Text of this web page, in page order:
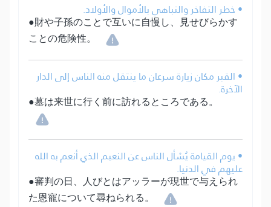
• خطر التفاخر والتباهي بالأموال والأولاد.
●財や子孫のことで互いに自慢し、見せびらかす
ことの危険性。
• القبر مكان زيارة سرعان ما ينتقل منه الناس إلى الدار
الآخرة.
●墓は来世に行く前に訪れるところである。
• يوم القيامة يُسْأل الناس عن النعيم الذي أنعم به الله
عليهم في الدنيا.
●審判の日、人びとはアッラーが現世で与えられ
た恩寵について尋ねられる。